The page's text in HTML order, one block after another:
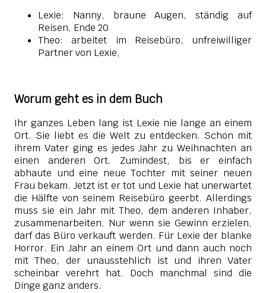
Lexie: Nanny, braune Augen, ständig auf
Reisen, Ende 20
Theo: arbeitet im Reisebüro, unfreiwilliger
Partner von Lexie,
Worum geht es in dem Buch
Ihr ganzes Leben lang ist Lexie nie lange an einem
Ort. Sie liebt es die Welt zu entdecken. Schon mit
ihrem Vater ging es jedes Jahr zu Weihnachten an
einen anderen Ort. Zumindest, bis er einfach
abhaute und eine neue Tochter mit seiner neuen
Frau bekam. Jetzt ist er tot und Lexie hat unerwartet
die Hälfte von seinem Reisebüro geerbt. Allerdings
muss sie ein Jahr mit Theo, dem anderen Inhaber,
zusammenarbeiten. Nur wenn sie Gewinn erzielen,
darf das Büro verkauft werden. Für Lexie der blanke
Horror. Ein Jahr an einem Ort und dann auch noch
mit Theo, der unausstehlich ist und ihren Vater
scheinbar verehrt hat. Doch manchmal sind die
Dinge ganz anders.